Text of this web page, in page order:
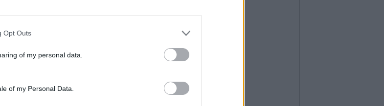
Opt Outs
of my personal data.
of my Personal Data.